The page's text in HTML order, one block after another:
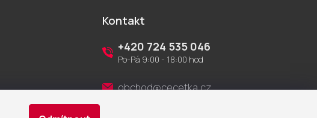
Kontakt
+420 724 535 046
Po-Pá 9:00 - 18:00 hod
obchod@cecetka.cz